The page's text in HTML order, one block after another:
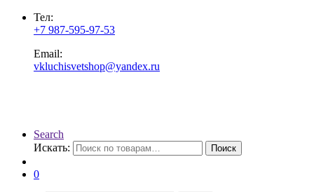
Тел:
+7 987-595-97-53
Email:
vkluchisvetshop@yandex.ru
Search
Искать:
Поиск
0